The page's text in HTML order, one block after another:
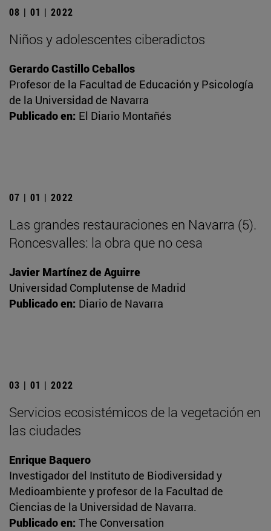
08 | 01 | 2022
Niños y adolescentes ciberadictos
Gerardo Castillo Ceballos
Profesor de la Facultad de Educación y Psicología
de la Universidad de Navarra
Publicado en: El Diario Montañés
07 | 01 | 2022
Las grandes restauraciones en Navarra (5).
Roncesvalles: la obra que no cesa
Javier Martínez de Aguirre
Universidad Complutense de Madrid
Publicado en: Diario de Navarra
03 | 01 | 2022
Servicios ecosistémicos de la vegetación en
las ciudades
Enrique Baquero
Investigador del Instituto de Biodiversidad y
Medioambiente y profesor de la Facultad de
Ciencias de la Universidad de Navarra.
Publicado en: The Conversation